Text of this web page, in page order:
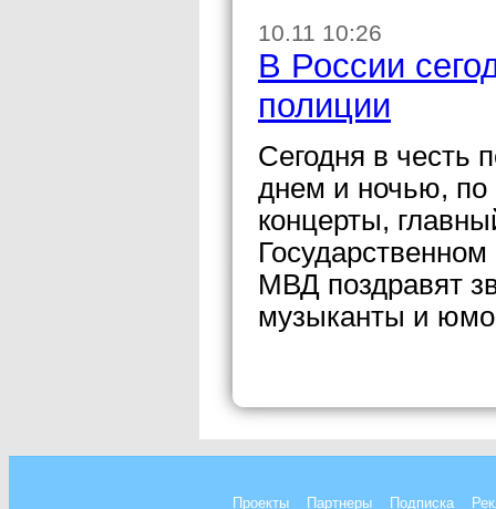
10.11 10:26
В России
полиции
Сегодня в честь
днем и ночью, по
концерты,
МВД поздравят
музыканты и
Проекты Партнеры Подписка